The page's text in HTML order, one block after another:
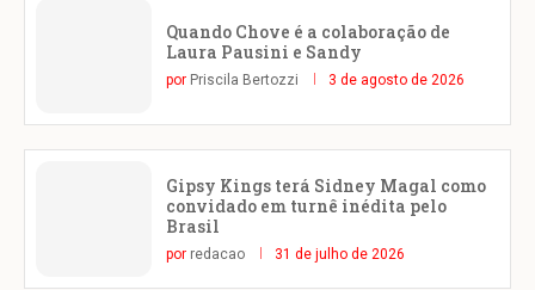
Quando Chove é a colaboração de
Laura Pausini e Sandy
por Priscila Bertozzi 3 de agosto de 2026
Gipsy Kings terá Sidney Magal como
convidado em turnê inédita pelo
Brasil
por redacao 31 de julho de 2026